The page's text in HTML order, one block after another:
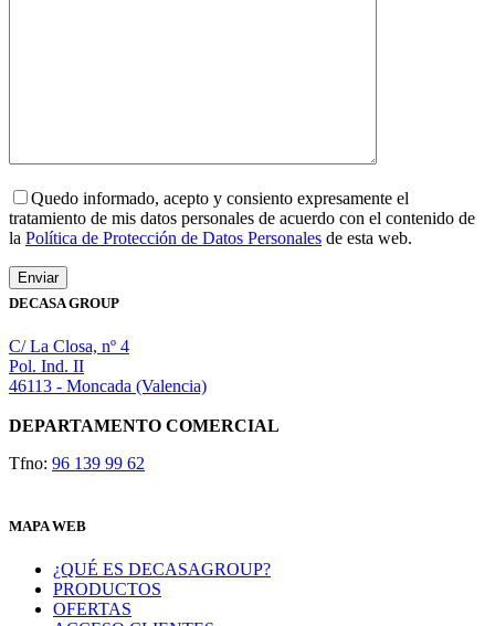
Quedo informado, acepto y consiento expresamente el
tratamiento de mis datos personales de acuerdo con el contenido de
la Política de Protección de Datos Personales de esta web.
DECASA GROUP
C/ La Closa, nº 4
Pol. Ind. II
46113 - Moncada (Valencia)
DEPARTAMENTO COMERCIAL
Tfno: 96 139 99 62
MAPA WEB
¿QUÉ ES DECASAGROUP?
PRODUCTOS
OFERTAS